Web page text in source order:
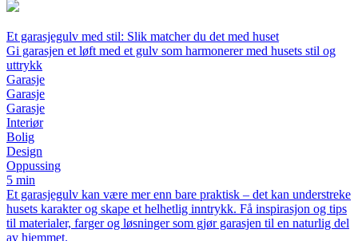
Et garasjegulv med stil: Slik matcher du det med huset
Gi garasjen et løft med et gulv som harmonerer med husets stil og
uttrykk
Garasje
Garasje
Garasje
Interiør
Bolig
Design
Oppussing
5 min
Et garasjegulv kan være mer enn bare praktisk – det kan understreke
husets karakter og skape et helhetlig inntrykk. Få inspirasjon og tips
til materialer, farger og løsninger som gjør garasjen til en naturlig del
av hjemmet.